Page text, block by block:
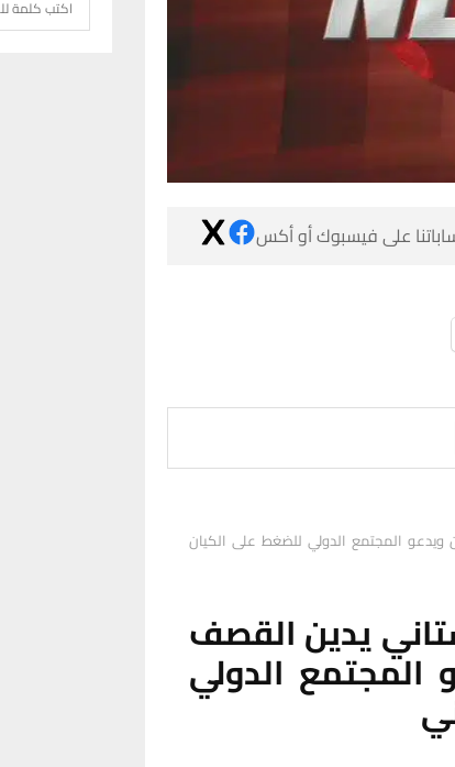
على فيسبوك أو أكس
ويدعو المجتمع الدولي للضغط على الكيان
يدين القصف
المجتمع الدولي
e